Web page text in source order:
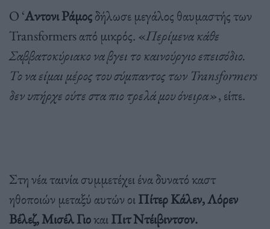
O ‘Αντονι Ράμοςδήλωσε μεγάλος θαυμαστής των
Transformers από μικρός. «Περίμενα κάθε
Σαββατοκύριακο να βγει το καινούργιο επεισόδιο.
Το να είμαι μέρος του σύμπαντος των Transformers
δεν υπήρχε ούτε στα πιο τρελά μου όνειρα», είπε.
Στη νέα ταινία συμμετέχει ένα δυνατό καστ
ηθοποιών μεταξύ αυτών οιΠίτερ Κάλεν, Λόρεν
Βέλεζ, Μισέλ ΓιοκαιΠιτ Ντέιβιντσον.